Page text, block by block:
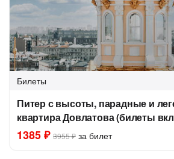
Билеты
Питер с высоты, парадные и
квартира Довлатова (билеты
1385 ₽ 3955 ₽ за билет